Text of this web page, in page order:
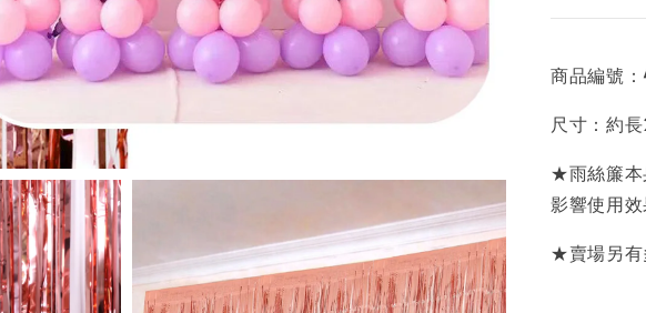
商品編號
尺寸：約
★雨絲簾本
影響使用
★賣場另有